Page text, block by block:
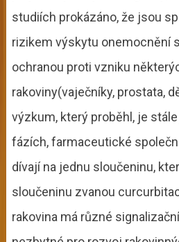
studiích prokázáno, že jsou
rizikem výskytu onemocnění
ochranou proti vzniku
rakoviny(vaječníky, prostata,
výzkum, který proběhl, je
fázích, farmaceutické
dívají na jednu sloučeninu,
sloučeninu zvanou
rakovina má různé